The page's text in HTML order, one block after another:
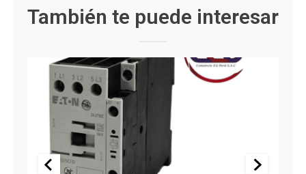
También te puede interesar